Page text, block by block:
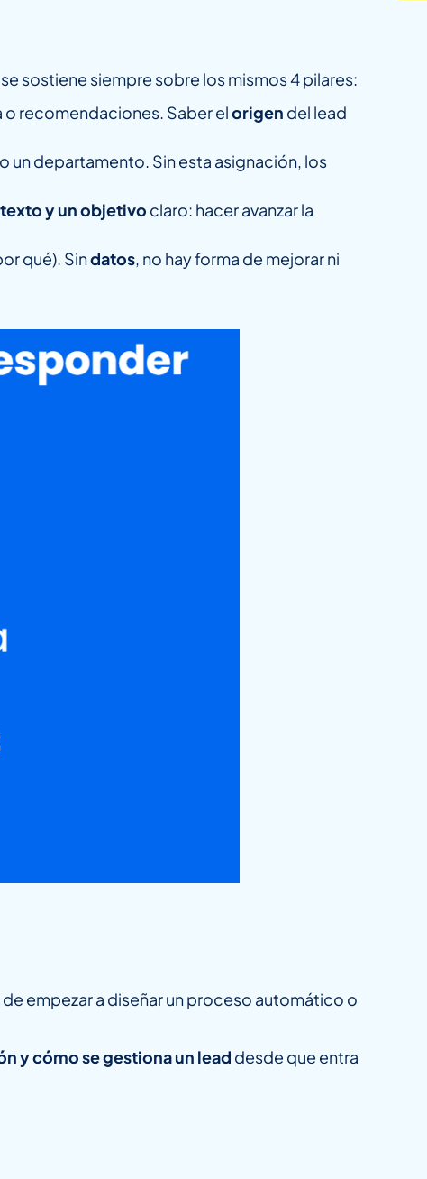
sostiene siempre sobre los mismos 4 pilares:
o recomendaciones. Saber elorigen del lead
un departamento. Sin esta asignación, los
y un objetivo claro: hacer avanzar la
qué). Sindatos, no hay forma de mejorar ni
empezar a diseñar un proceso automático o
y cómo se gestiona un lead desde que entra